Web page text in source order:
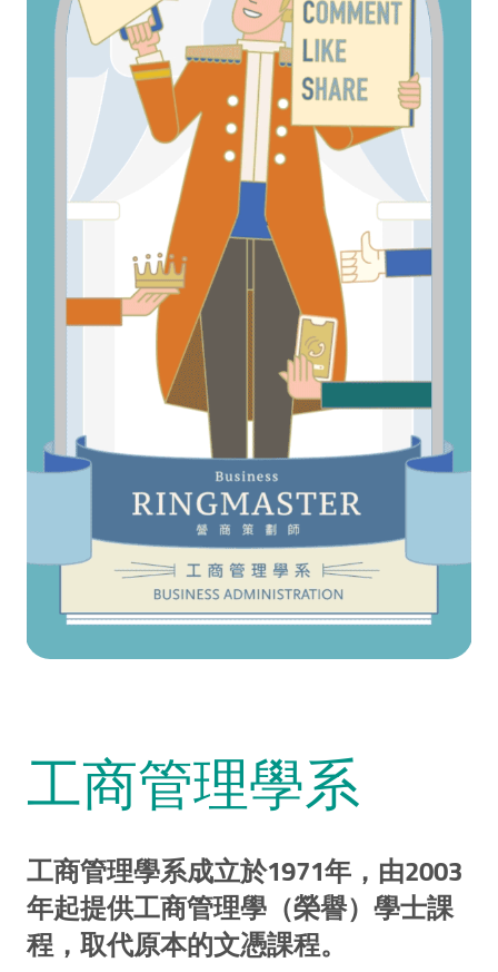
工商管理學系
工商管理學系成立於1971年，由2003
年起提供工商管理學（榮譽）學士課
程，取代原本的文憑課程。